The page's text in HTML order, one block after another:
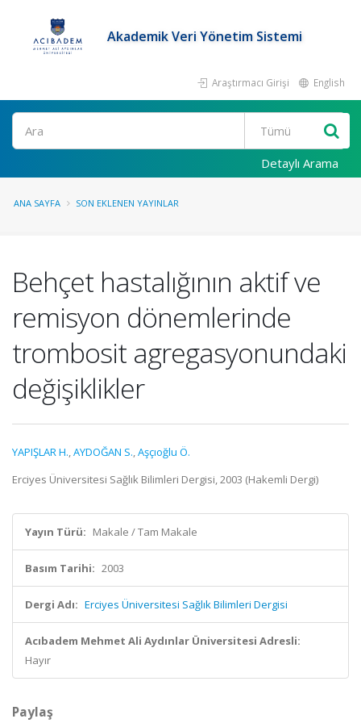
Akademik Veri Yönetim Sistemi
Araştırmacı Girişi English
Ara
Detaylı Arama
ANA SAYFA SON EKLENEN YAYINLAR
Behçet hastalığının aktif ve
remisyon dönemlerinde
trombosit agregasyonundaki
değişiklikler
YAPIŞLAR H.,AYDOĞAN S.,Aşçıoğlu Ö.
Erciyes Üniversitesi Sağlık Bilimleri Dergisi, 2003 (Hakemli Dergi)
Yayın Türü: Makale / Tam Makale
Basım Tarihi: 2003
Dergi Adı: Erciyes Üniversitesi Sağlık Bilimleri Dergisi
Acıbadem Mehmet Ali Aydınlar Üniversitesi Adresli:
Hayır
Paylaş